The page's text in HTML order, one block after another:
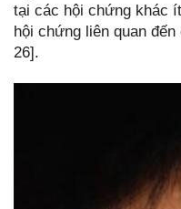
tại các hội chứng khác
hội chứng liên quan
26].